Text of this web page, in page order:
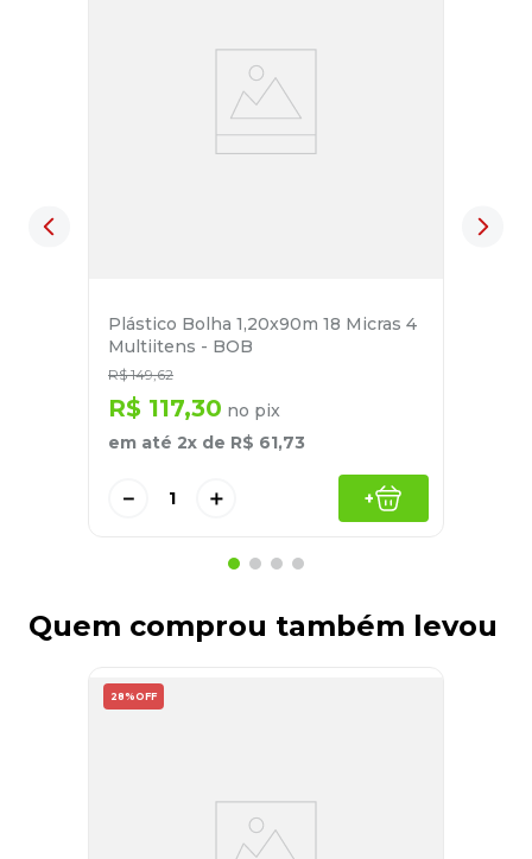
Plástico Bolha 1,20x90m 18 Micras 4
Multiitens - BOB
R$ 149,62
R$ 117,30 no pix
em até 2x de R$ 61,73
＋
－ +
Quem comprou também levou
28% OFF